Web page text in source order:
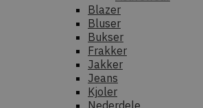
Blazer
Bluser
Bukser
Frakker
Jakker
Jeans
Kjoler
Nederdele